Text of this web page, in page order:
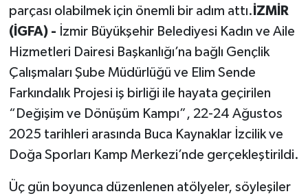
parçası olabilmek için önemli bir adım attı. İZMİR
(İGFA) - İzmir Büyükşehir Belediyesi Kadın ve Aile
Hizmetleri Dairesi Başkanlığı’na bağlı Gençlik
Çalışmaları Şube Müdürlüğü ve Elim Sende
Farkındalık Projesi iş birliği ile hayata geçirilen
“Değişim ve Dönüşüm Kampı”, 22-24 Ağustos
2025 tarihleri arasında Buca Kaynaklar İzcilik ve
Doğa Sporları Kamp Merkezi’nde gerçekleştirildi.
Üç gün boyunca düzenlenen atölyeler, söyleşiler